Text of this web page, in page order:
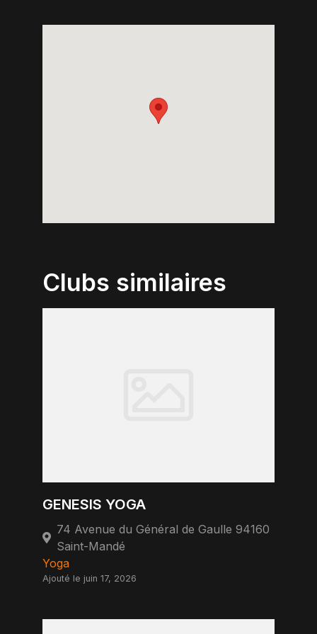
Clubs similaires
GENESIS YOGA
74 Avenue du Général de Gaulle 94160
Saint-Mandé
Yoga
Ajouté le juin 17, 2026